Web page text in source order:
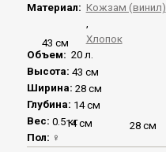
43 см
14 см 28 см
Материал: Кожзам (винил)
,
Хлопок
Объем: 20 л.
Высота: 43 см
Ширина: 28 см
Глубина: 14 см
Вес: 0.5 кг
Пол: ♀